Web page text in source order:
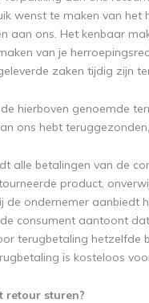
wenst te maken van
aan ons. Het kenbaar
van je
zaken tijdig zijn
hierboven genoemde
ons hebt
alle betalingen van de
product,
de ondernemer
consument aantoont
terugbetaling
is kosteloos
retour sturen?